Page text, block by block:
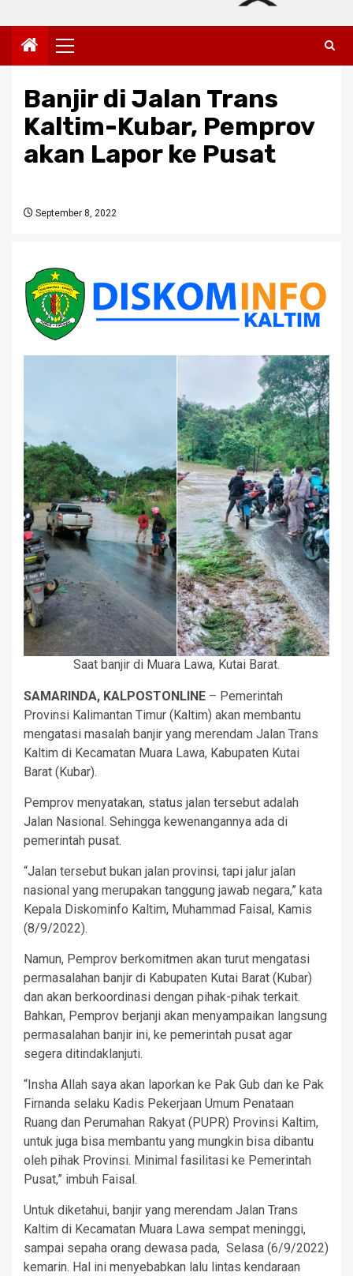
Primary
Menu
Banjir di Jalan Trans
Kaltim-Kubar, Pemprov
akan Lapor ke Pusat
September 8, 2022
Saat banjir di Muara Lawa, Kutai Barat.
SAMARINDA, KALPOSTONLINE – Pemerintah
Provinsi Kalimantan Timur (Kaltim) akan membantu
mengatasi masalah banjir yang merendam Jalan Trans
Kaltim di Kecamatan Muara Lawa, Kabupaten Kutai
Barat (Kubar).
Pemprov menyatakan, status jalan tersebut adalah
Jalan Nasional. Sehingga kewenangannya ada di
pemerintah pusat.
“Jalan tersebut bukan jalan provinsi, tapi jalur jalan
nasional yang merupakan tanggung jawab negara,” kata
Kepala Diskominfo Kaltim, Muhammad Faisal, Kamis
(8/9/2022).
Namun, Pemprov berkomitmen akan turut mengatasi
permasalahan banjir di Kabupaten Kutai Barat (Kubar)
dan akan berkoordinasi dengan pihak-pihak terkait.
Bahkan, Pemprov berjanji akan menyampaikan langsung
permasalahan banjir ini, ke pemerintah pusat agar
segera ditindaklanjuti.
“Insha Allah saya akan laporkan ke Pak Gub dan ke Pak
Firnanda selaku Kadis Pekerjaan Umum Penataan
Ruang dan Perumahan Rakyat (PUPR) Provinsi Kaltim,
untuk juga bisa membantu yang mungkin bisa dibantu
oleh pihak Provinsi. Minimal fasilitasi ke Pemerintah
Pusat,” imbuh Faisal.
Untuk diketahui, banjir yang merendam Jalan Trans
Kaltim di Kecamatan Muara Lawa sempat meninggi,
sampai sepaha orang dewasa pada, Selasa (6/9/2022)
kemarin. Hal ini menyebabkan lalu lintas kendaraan